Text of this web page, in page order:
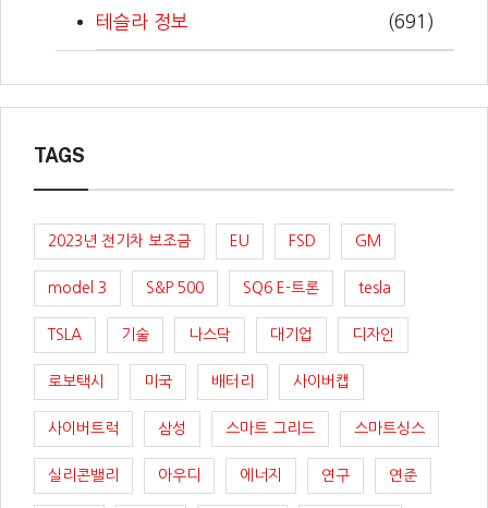
테슬라 정보 (691)
TAGS
2023년 전기차 보조금 EU FSD GM
model 3 S&P 500 SQ6 E-트론 tesla
TSLA 기술 나스닥 대기업 디자인
로보택시 미국 배터리 사이버캡
사이버트럭 삼성 스마트 그리드 스마트싱스
실리콘밸리 아우디 에너지 연구 연준